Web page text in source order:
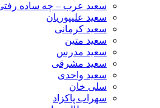
سعید عرب – چه ساده رفتی
سعید علیپوریان
سعید کرمانی
سعید متین
سعید مدرس
سعید مشرقی
سعید واحدی
سلی خان
سهراب پاکزاد